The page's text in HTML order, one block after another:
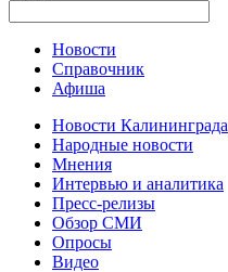
Новости
Справочник
Афиша
Новости Калининграда
Народные новости
Мнения
Интервью и аналитика
Пресс-релизы
Обзор СМИ
Опросы
Видео